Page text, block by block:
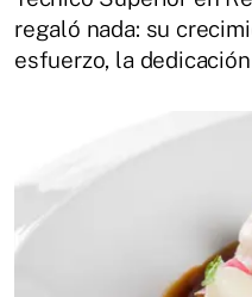
regaló nada: su
esfuerzo, la